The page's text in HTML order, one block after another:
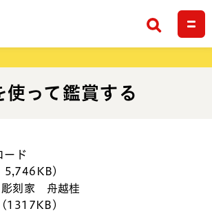
検索
使って鑑賞する
ード
5,746KB)
彫刻家 舟越桂
(1317KB)